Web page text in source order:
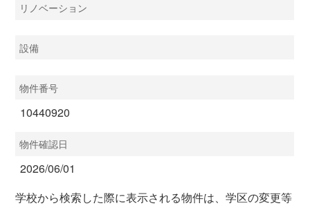
リノベーション
設備
物件番号
10440920
物件確認日
2026/06/01
学校から検索した際に表示される物件は、学区の変更等